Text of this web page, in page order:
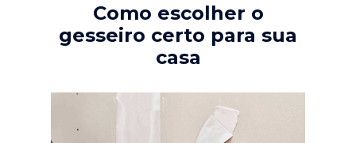
Como escolher o
gesseiro certo para sua
casa